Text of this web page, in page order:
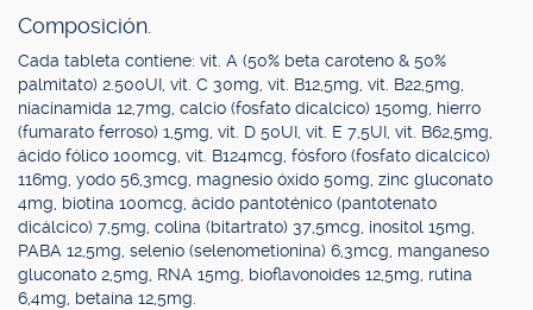
Composición.
Cada tableta contiene: vit. A (50% beta caroteno & 50%
palmitato) 2.500UI, vit. C 30mg, vit. B12,5mg, vit. B22,5mg,
niacinamida 12,7mg, calcio (fosfato dicalcico) 150mg, hierro
(fumarato ferroso) 1,5mg, vit. D 50UI, vit. E 7,5UI, vit. B62,5mg,
ácido fólico 100mcg, vit. B124mcg, fósforo (fosfato dicalcico)
116mg, yodo 56,3mcg, magnesio óxido 50mg, zinc gluconato
4mg, biotina 100mcg, ácido pantoténico (pantotenato
dicálcico) 7,5mg, colina (bitartrato) 37,5mcg, inositol 15mg,
PABA 12,5mg, selenio (selenometionina) 6,3mcg, manganeso
gluconato 2,5mg, RNA 15mg, bioflavonoides 12,5mg, rutina
6,4mg, betaína 12,5mg.